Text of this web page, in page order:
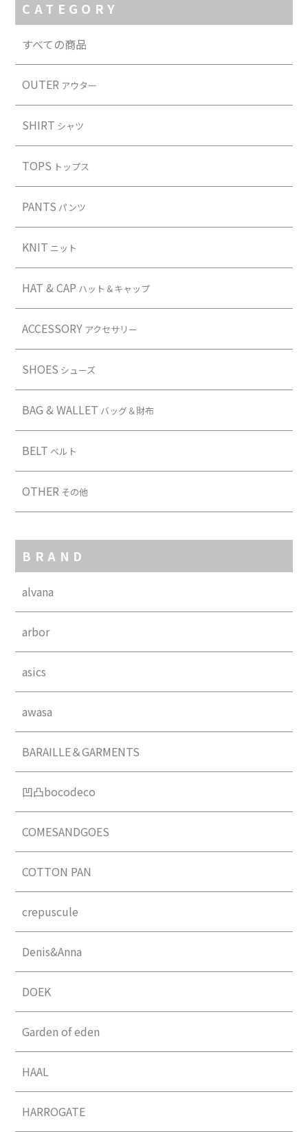
CATEGORY
すべての商品
OUTER アウター
SHIRT シャツ
TOPS トップス
PANTS パンツ
KNIT ニット
HAT & CAP ハット＆キャップ
ACCESSORY アクセサリー
SHOES シューズ
BAG & WALLET バッグ＆財布
BELT ベルト
OTHER その他
BRAND
alvana
arbor
asics
awasa
BARAILLE＆GARMENTS
凹凸bocodeco
COMESANDGOES
COTTON PAN
crepuscule
Denis&Anna
DOEK
Garden of eden
HAAL
HARROGATE